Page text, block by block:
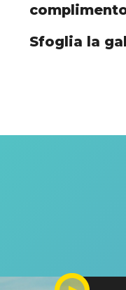
Sfoglia la